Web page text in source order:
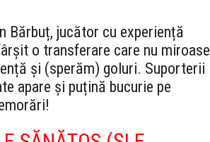
Bărbuț, jucător cu experiență
o transferare care nu miroase
și (sperăm) goluri. Suporterii
apare și puțină bucurie pe